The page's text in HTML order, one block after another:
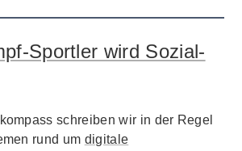
Sportler wird Sozial-
schreiben wir in der Regel
rund um digitale